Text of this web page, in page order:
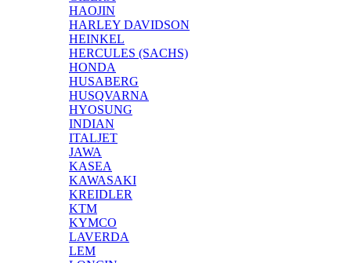
HAOJIN
HARLEY DAVIDSON
HEINKEL
HERCULES (SACHS)
HONDA
HUSABERG
HUSQVARNA
HYOSUNG
INDIAN
ITALJET
JAWA
KASEA
KAWASAKI
KREIDLER
KTM
KYMCO
LAVERDA
LEM